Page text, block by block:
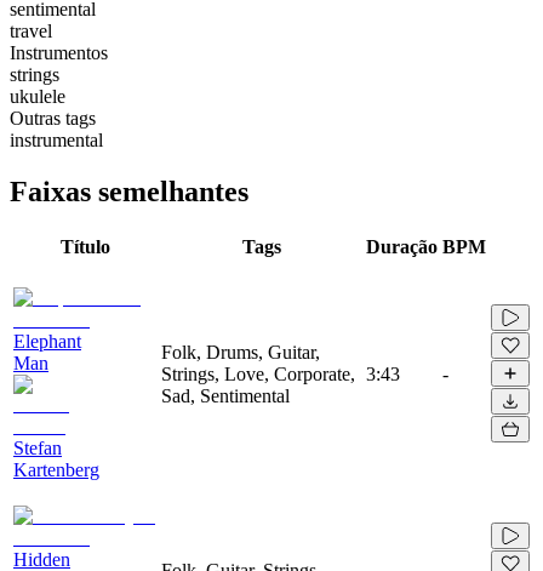
sentimental
travel
Instrumentos
strings
ukulele
Outras tags
instrumental
Faixas semelhantes
Título Tags Duração BPM
Elephant
Man
Stefan
Kartenberg
Folk, Drums, Guitar,
Strings, Love, Corporate,
Sad, Sentimental
3:43 -
Hidden